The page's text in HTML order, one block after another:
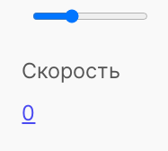
Скорость
0